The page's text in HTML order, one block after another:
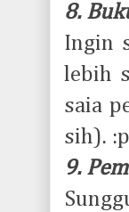
8.
Ingin
lebih
saia
sih). :p
9.